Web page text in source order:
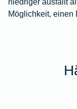
Möglichkeit, einen